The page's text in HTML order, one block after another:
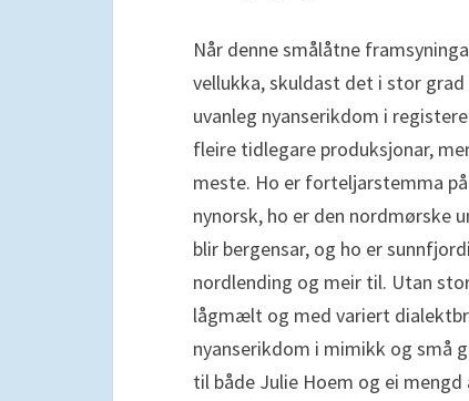
Når denne smålåtne
vellukka, skuldast det i stor grad
uvanleg nyanserikdom i
fleire tidlegare produksjonar,
meste. Ho er forteljarstemma
nynorsk, ho er den nordmørske
blir bergensar, og ho er
nordlending og meir til. Utan
lågmælt og med variert
nyanserikdom i mimikk og små
til både Julie Hoem og ei mengd